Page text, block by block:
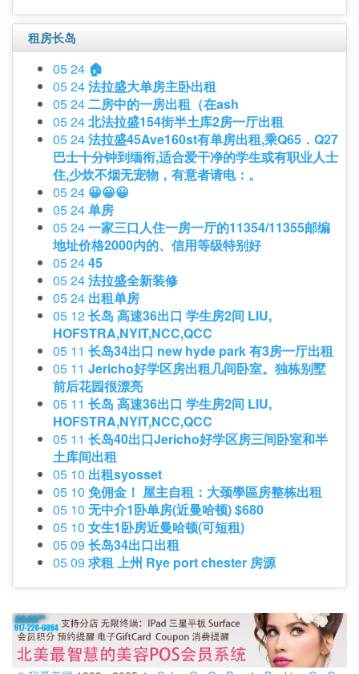
租房长岛
05 24 🏠
05 24法拉盛大单房主卧出租
05 24二房中的一房出租（在ash
05 24北法拉盛154街半土库2房一厅出租
05 24法拉盛45Ave160st有单房出租,乘Q65．Q27
巴士十分钟到缅衔,适合爱干净的学生或有职业人士
住,少炊不烟无宠物，有意者请电：。
05 24 😀😀😀
05 24单房
05 24一家三口人住一房一厅的11354/11355邮编
地址价格2000内的、信用等级特别好
05 2445
05 24法拉盛全新装修
05 24 出租单房
05 12长岛 高速36出口 学生房2间 LIU,
HOFSTRA,NYIT,NCC,QCC
05 11 长岛34出口 new hyde park 有3房一厅出租
05 11 Jericho好学区房出租几间卧室。独栋别墅
前后花园很漂亮
05 11 长岛 高速36出口 学生房2间 LIU,
HOFSTRA,NYIT,NCC,QCC
05 11 长岛40出口Jericho好学区房三间卧室和半
土库间出租
05 10 出租syosset
05 10 免佣金！ 屋主自租：大颈學區房整栋出租
05 10 无中介1卧单房(近曼哈顿) $680
05 10 女生1卧房近曼哈顿(可短租)
05 09 长岛34出口出租
05 09 求租 上州 Rye port chester 房源